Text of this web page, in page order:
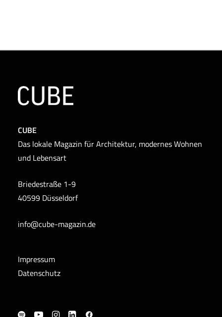
CUBE
Das lokale Magazin für Architektur, modernes Wohnen
und Lebensart
Briedestraße 1-9
40599 Düsseldorf
info@cube-magazin.de
Impressum
Datenschutz